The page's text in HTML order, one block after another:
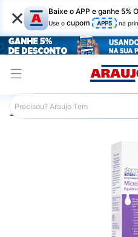
× Baixe o APP e ganhe 5%
Use o cupom APP5 na
Araujo Dermocosméticos